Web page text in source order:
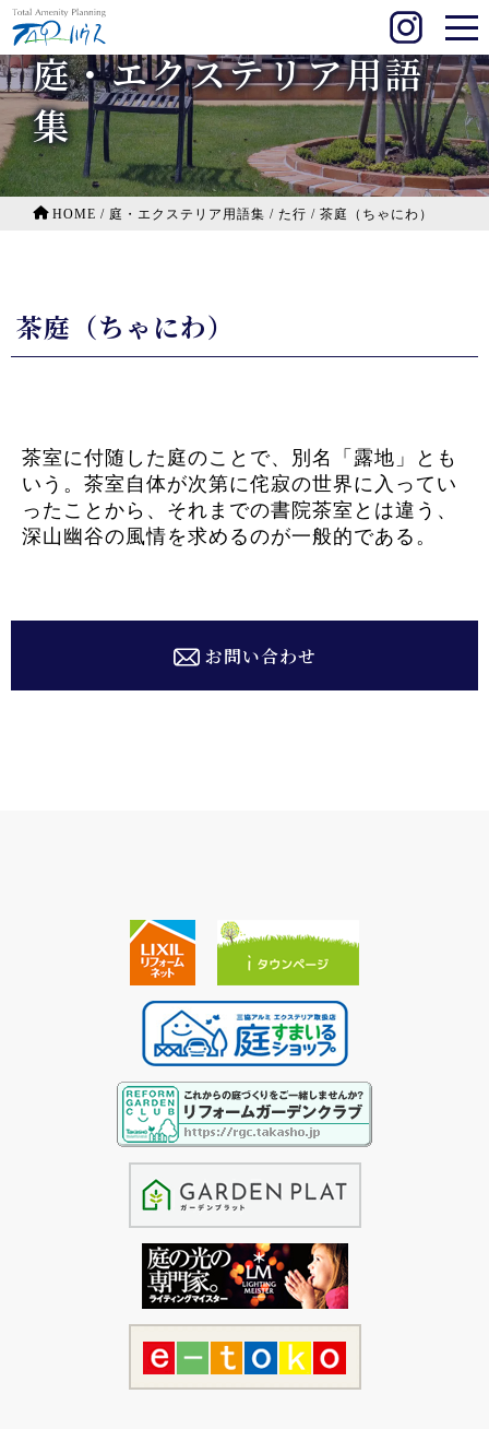
庭・エクステリア用語
集
HOME / 庭・エクステリア用語集 / た行 / 茶庭（ちゃにわ）
茶庭（ちゃにわ）
茶室に付随した庭のことで、別名「露地」とも
いう。茶室自体が次第に侘寂の世界に入ってい
ったことから、それまでの書院茶室とは違う、
深山幽谷の風情を求めるのが一般的である。
お問い合わせ